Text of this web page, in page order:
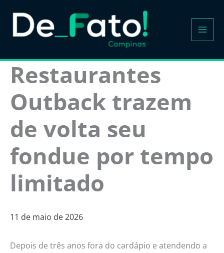
para
Restaurantes
Outback trazem
de volta seu
fondue por tempo
limitado
11 de maio de 2026
Depois de três anos fora do cardápio e atendendo a